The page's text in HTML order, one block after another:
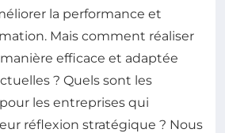
la performance et
Mais comment réaliser
efficace et adaptée
? Quels sont les
les entreprises qui
réflexion stratégique ? Nous